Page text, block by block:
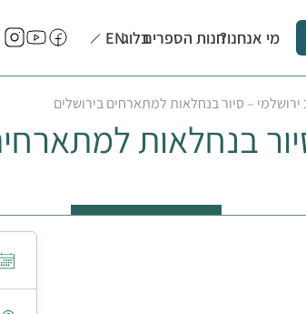
מי אנחנו?חנות הספריםבלוגEN
ירושלמי – סיור בנחלאות למתארחים בירושלים
בנחלאות